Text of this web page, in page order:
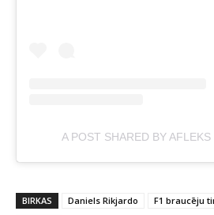
A POST SHARED BY
BIRKAS Daniels Rikjardo F1 braucēju